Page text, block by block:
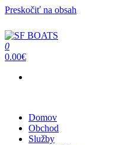
Preskočiť na obsah
SF BOATS
Predaj, oprava, servis člnov a lodí
0
0.00€
Domov
Obchod
Služby